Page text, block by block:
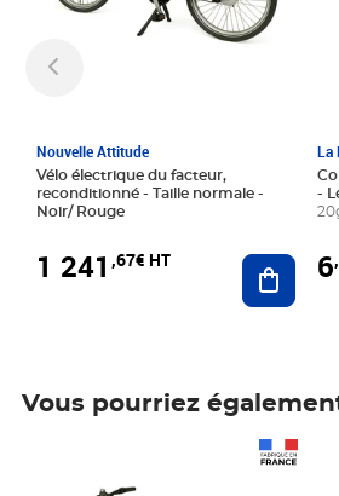
Nouvelle Attitude
Vélo électrique du facteur,
reconditionné - Taille normale -
Noir/ Rouge
1 241 ,67€ HT Ajouter
La
-
6
Vous pourriez